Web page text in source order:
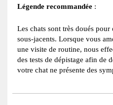
Légende recommandée :
Les chats sont très doués pour
sous-jacents. Lorsque vous
une visite de routine, nous
des tests de dépistage afin de
votre chat ne présente des